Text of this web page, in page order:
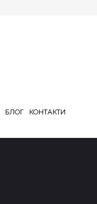
БЛОГ КОНТАКТИ